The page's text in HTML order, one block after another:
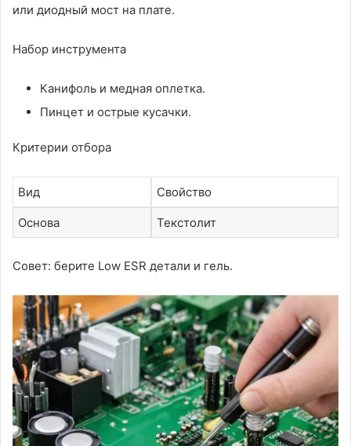
или диодный мост на плате.
Набор инструмента
Канифоль и медная оплетка.
Пинцет и острые кусачки.
Критерии отбора
Вид Свойство
Основа Текстолит
Совет: берите Low ESR детали и гель.